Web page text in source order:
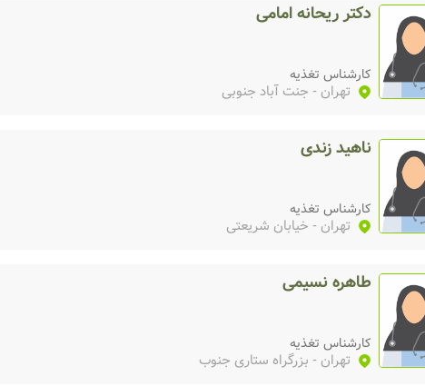
دکتر ریحانه امامی
کارشناس تغذیه
تهران - جنت آباد جنوبی
ناهید زندی
کارشناس تغذیه
تهران - خیابان شریعتی
طاهره نسیمی
کارشناس تغذیه
تهران - بزرگراه ستاری جنوب